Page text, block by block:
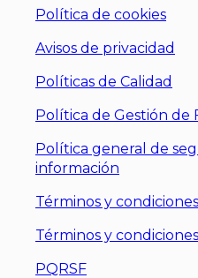
Política de cookies
Avisos de privacidad
Políticas de Calidad
Política de Gestión de
Política general de
información
Términos y
Términos y
PQRSF